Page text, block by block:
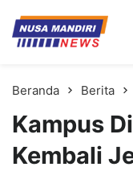
Kampus
Universitas Nusa
Beranda Berita
Kampus
Kembali